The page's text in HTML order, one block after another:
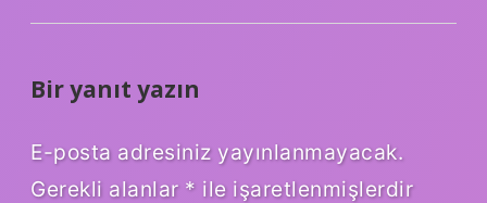
Bir yanıt yazın
E-posta adresiniz yayınlanmayacak.
Gerekli alanlar * ile işaretlenmişlerdir